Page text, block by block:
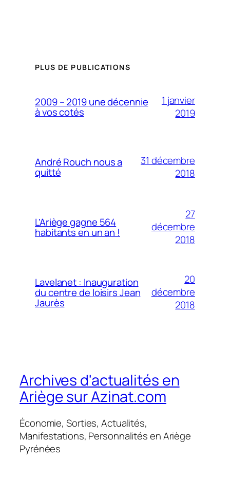
PLUS DE PUBLICATIONS
2009 – 2019 une décennie
à vos cotés
1 janvier
2019
André Rouch nous a
quitté
31 décembre
2018
L’Ariège gagne 564
habitants en un an !
27
décembre
2018
Lavelanet : Inauguration
du centre de loisirs Jean
Jaurès
20
décembre
2018
Archives d'actualités en
Ariège sur Azinat.com
Économie, Sorties, Actualités,
Manifestations, Personnalités en Ariège
Pyrénées